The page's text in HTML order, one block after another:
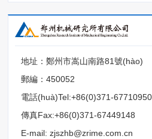
地址：鄭州市嵩山南路81號(hào)
郵編：450052
電話(huà)Tel:+86(0)371-67710950
傳真Fax:+86(0)371-67449148
E-mail: zjszhb@zrime.com.cn